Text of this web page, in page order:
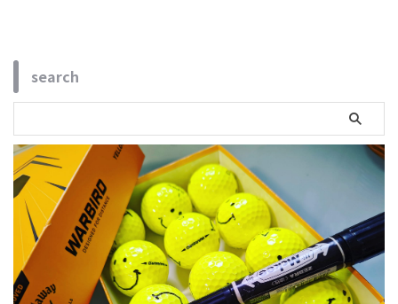
search